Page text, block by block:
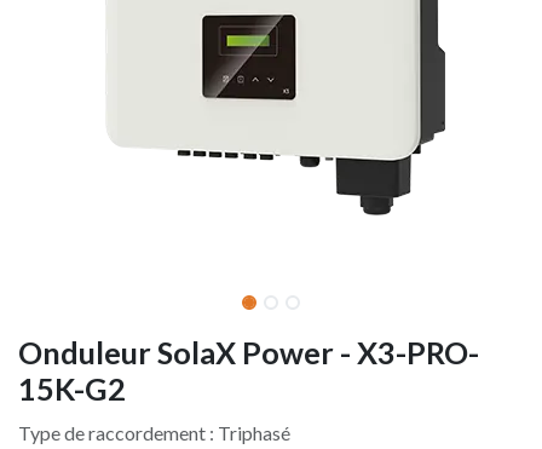
Onduleur SolaX Power - X3-PRO-
15K-G2
Type de raccordement : Triphasé